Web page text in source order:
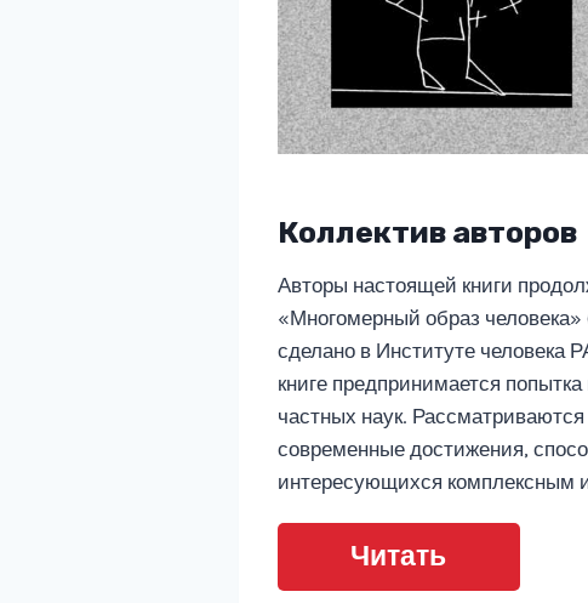
Коллектив авторов
Авторы настоящей книги
«Многомерный образ
сделано в Институте человека
книге предпринимается
частных наук.
современные достижения,
интересующихся комплексным
Читать